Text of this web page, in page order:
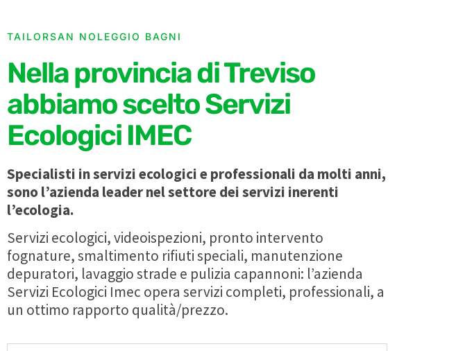
TAILORSAN NOLEGGIO BAGNI
Nella provincia di Treviso
abbiamo scelto Servizi
Ecologici IMEC
Specialisti in servizi ecologici e professionali da molti anni,
sono l’azienda leader nel settore dei servizi inerenti
l’ecologia.
Servizi ecologici, videoispezioni, pronto intervento
fognature, smaltimento rifiuti speciali, manutenzione
depuratori, lavaggio strade e pulizia capannoni: l’azienda
Servizi Ecologici Imec opera servizi completi, professionali, a
un ottimo rapporto qualità/prezzo.